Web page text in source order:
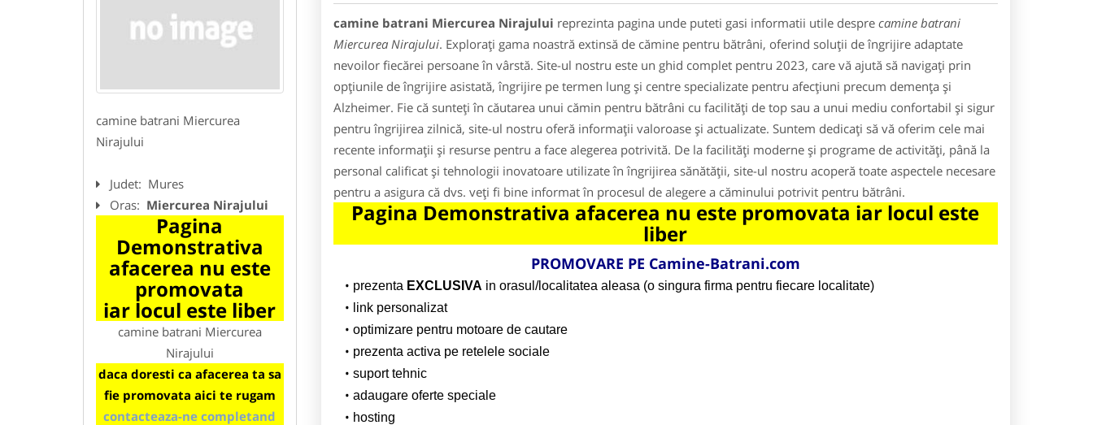
camine batrani Miercurea
Nirajului
Judet: Mures
Oras: Miercurea Nirajului
Pagina
Demonstrativa
afacerea nu este
promovata
iar locul este liber
camine batrani Miercurea
Nirajului
daca doresti ca afacerea ta sa
fie promovata aici te rugam
contacteaza-ne completand
camine batrani Miercurea Nirajului reprezinta pagina unde puteti gasi informatii utile despre camine batrani
Miercurea Nirajului. Explorați gama noastră extinsă de cămine pentru bătrâni, oferind soluții de îngrijire adaptate
nevoilor fiecărei persoane în vârstă. Site-ul nostru este un ghid complet pentru 2023, care vă ajută să navigați prin
opțiunile de îngrijire asistată, îngrijire pe termen lung și centre specializate pentru afecțiuni precum demența și
Alzheimer. Fie că sunteți în căutarea unui cămin pentru bătrâni cu facilități de top sau a unui mediu confortabil și sigur
pentru îngrijirea zilnică, site-ul nostru oferă informații valoroase și actualizate. Suntem dedicați să vă oferim cele mai
recente informații și resurse pentru a face alegerea potrivită. De la facilități moderne și programe de activități, până la
personal calificat și tehnologii inovatoare utilizate în îngrijirea sănătății, site-ul nostru acoperă toate aspectele necesare
pentru a asigura că dvs. veți fi bine informat în procesul de alegere a căminului potrivit pentru bătrâni.
Pagina Demonstrativa afacerea nu este promovata iar locul este
liber
PROMOVARE PE Camine-Batrani.com
prezenta EXCLUSIVA in orasul/localitatea aleasa (o singura firma pentru fiecare localitate)
link personalizat
optimizare pentru motoare de cautare
prezenta activa pe retelele sociale
suport tehnic
adaugare oferte speciale
hosting